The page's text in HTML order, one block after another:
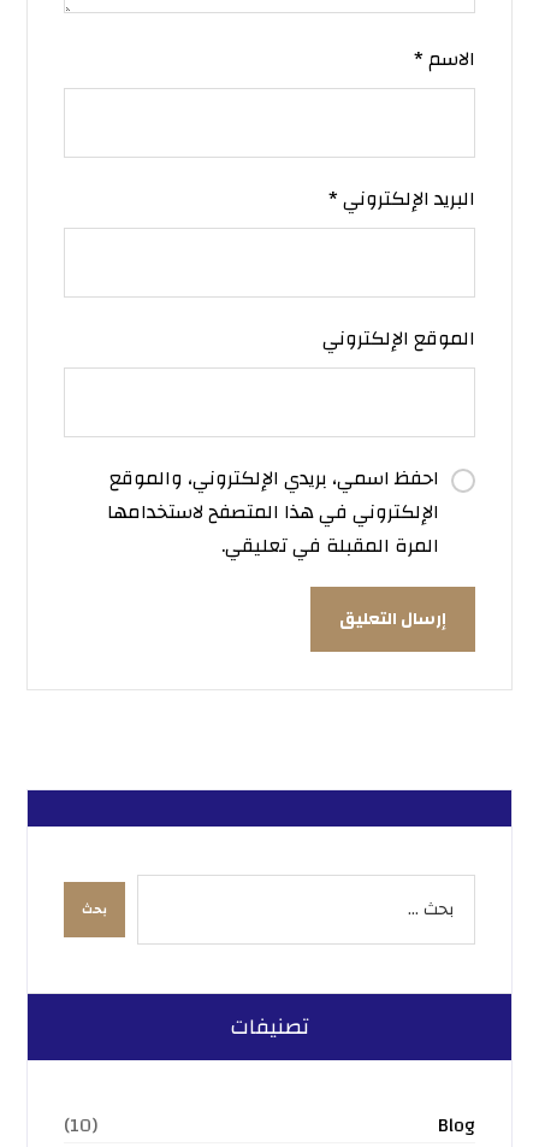
الاسم*
البريد الإلكتروني*
الموقع الإلكتروني
احفظ اسمي، بريدي الإلكتروني، والموقع
الإلكتروني في هذا المتصفح لاستخدامها
المرة المقبلة في تعليقي.
تصنيفات
Blog
(10)